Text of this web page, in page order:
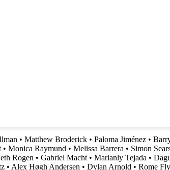
• Matthew Broderick • Paloma Jiménez •
• Monica Raymund • Melissa Barrera • Simon
Rogen • Gabriel Macht • Marianly Tejada •
• Alex Høgh Andersen • Dylan Arnold • Rome